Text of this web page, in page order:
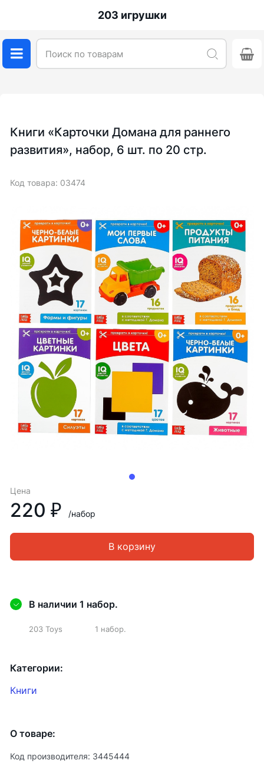
203 игрушки
Цена
220 ₽ /набор
В корзину
Книги «Карточки Домана для раннего
развития», набор, 6 шт. по 20 стр.
Код товара: 03474
Категории:
Книги
О товаре:
Код производителя: 3445444
В наличии 1 набор.
203 Toys 1 набор.